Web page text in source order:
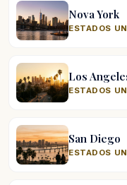
Nova York
ESTADOS
Los
ESTADOS
San Diego
ESTADOS